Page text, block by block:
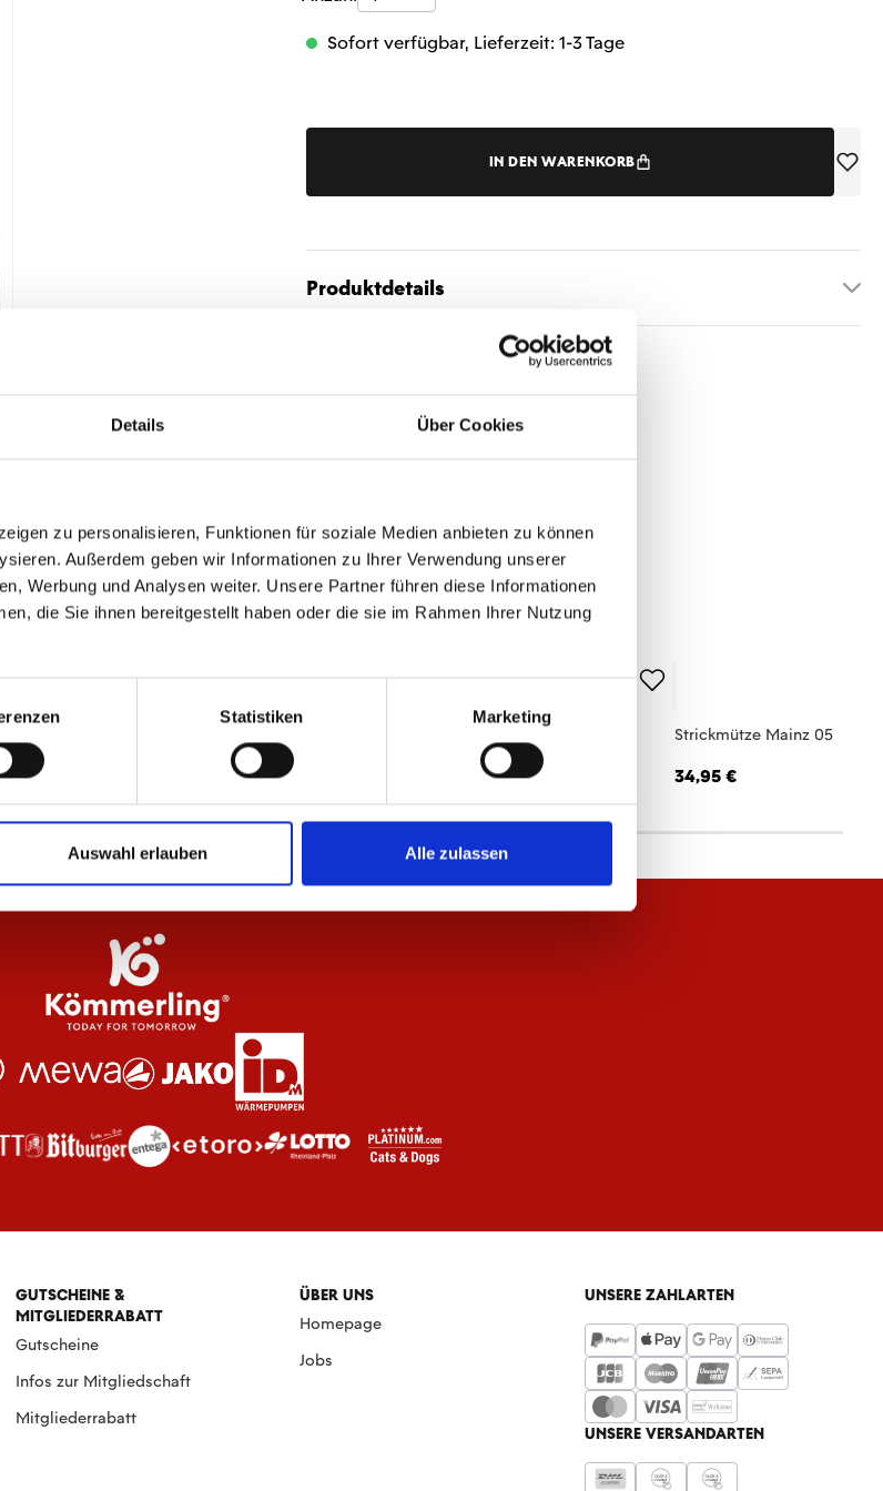
Details Über Cookies
zu personalisieren, Funktionen für soziale Medien anbieten zu können
Außerdem geben wir Informationen zu Ihrer Verwendung unserer
Werbung und Analysen weiter. Unsere Partner führen diese Informationen
die Sie ihnen bereitgestellt haben oder die sie im Rahmen Ihrer Nutzung
Statistiken Marketing
Auswahl erlauben Alle zulassen
Sofort verfügbar, Lieferzeit: 1-3 Tage
IN DEN WARENKORB
Produktdetails
PRODUKTE
Strickmütze Mainz 05
34,95 €
GUTSCHEINE &
MITGLIEDERRABATT
Gutscheine
Infos zur Mitgliedschaft
Mitgliederrabatt
ÜBER UNS
Homepage
Jobs
UNSERE ZAHLARTEN
UNSERE VERSANDARTEN